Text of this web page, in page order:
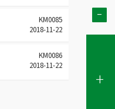
-
+
KM0085
2018-11-22
KM0086
2018-11-22